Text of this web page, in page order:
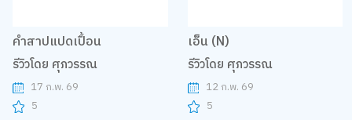
คำสาปแปดเปื้อน
รีวิวโดย ศุภวรรณ
17 ก.พ. 69
5
เอ็น (N)
รีวิวโดย ศุภวรรณ
12 ก.พ. 69
5